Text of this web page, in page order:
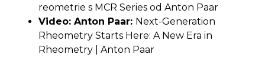
reometrie s MCR Series od Anton Paar
Video: Anton Paar: Next-Generation
Rheometry Starts Here: A New Era in
Rheometry | Anton Paar